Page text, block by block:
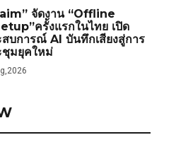
จัดงาน “Offline
ครั้งแรกในไทย เปิด
สบการณ์ AI บันทึกเสียงสู่การ
ชุมยุคใหม่